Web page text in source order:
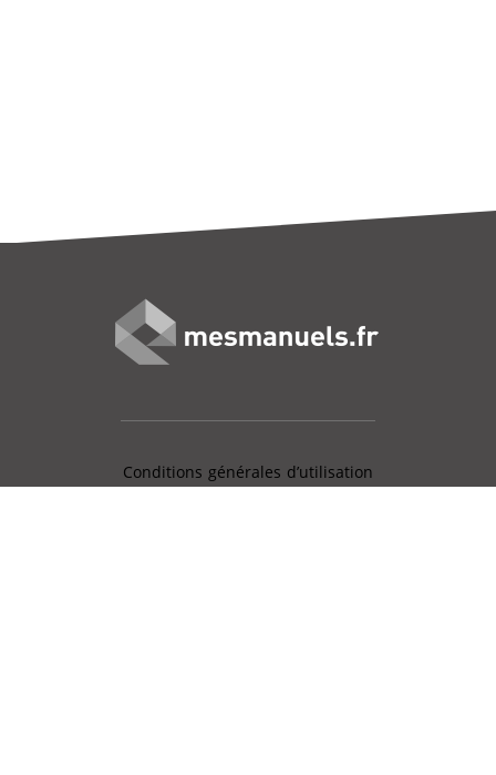
Conditions générales d’utilisation